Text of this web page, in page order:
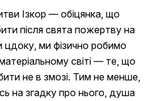
Ізкор — обіцянка, що
після свята пожертву на
цдоку, ми фізично робимо
світі — те, що
не в змозі. Тим не менше,
на згадку про нього, душа